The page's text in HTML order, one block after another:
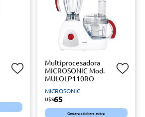
Multiprocesadora
MICROSONIC Mod.
MULOLP110RO
MICROSONIC
U$S65
Genera stickers extra